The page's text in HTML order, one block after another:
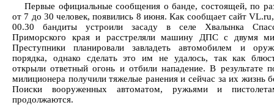
Первые официальные сообщения о банде, состоящей, по
от 7 до 30 человек, появились 8 июня. Как сообщает сайт
00.30 бандиты устроили засаду в селе Хвалынка
Приморского края и расстреляли машину ДПС с двумя
Преступники планировали завладеть автомобилем и
порядка, однако сделать это им не удалось, так как
открыли ответный огонь и отбили нападение. В результате
милиционера получили тяжелые ранения и сейчас за их жизнь
Поиски вооруженных автоматом, ружьями и
продолжаются.